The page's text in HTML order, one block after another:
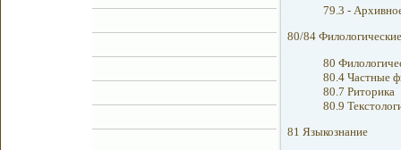
79.3 -
80/84
80
80.4 Частные
80.7 Риторика
80.9
81 Языкознание